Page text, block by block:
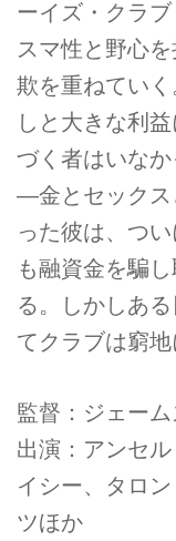
ーイズ・クラ
スマ性と野心
欺を重ねてい
しと大きな利
づく者はいな
―金とセックス
った彼は、つ
も融資金を騙
る。しかしあ
てクラブは窮
監督：ジェー
出演：アンセ
イシー、タロ
ツほか